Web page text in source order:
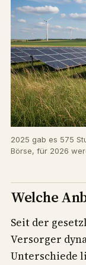
2025 gab es 575
Börse, für 2026
Welche
Seit der
Versorger
Unterschiede